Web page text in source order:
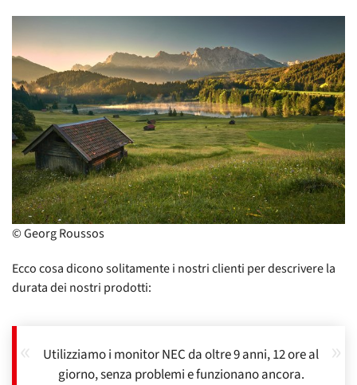
© Georg Roussos
Ecco cosa dicono solitamente i nostri clienti per descrivere la
durata dei nostri prodotti:
Utilizziamo i monitor NEC da oltre 9 anni, 12 ore al
giorno, senza problemi e funzionano ancora.